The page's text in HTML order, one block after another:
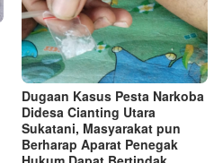
Dugaan Kasus Pesta Narkoba
Didesa Cianting Utara
Sukatani, Masyarakat pun
Berharap Aparat Penegak